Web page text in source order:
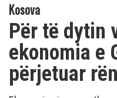
Kosova
Për të dytin
ekonomia e
përjetuar